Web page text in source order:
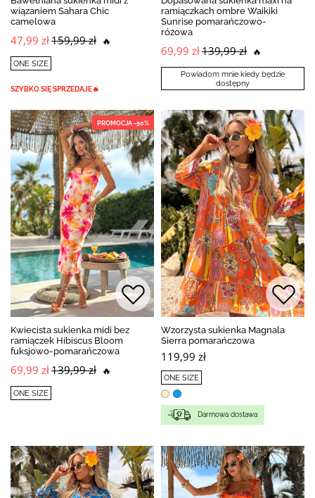
wiązaniem Sahara Chic
camelowa
47,99 zł159,99 zł 🔥
ONE SIZE
SZYBKO SIĘ SPRZEDAJE🔥
ramiączkach ombre Waikiki
Sunrise pomarańczowo-
różowa
69,99 zł139,99 zł 🔥
Powiadom mnie kiedy będzie
dostępny
PROMOCJA -50%
Kwiecista sukienka midi bez
ramiączek Hibiscus Bloom
fuksjowo-pomarańczowa
69,99 zł139,99 zł 🔥
ONE SIZE
Wzorzysta sukienka Magnala
Sierra pomarańczowa
119,99 zł
ONE SIZE
Darmowa dostawa